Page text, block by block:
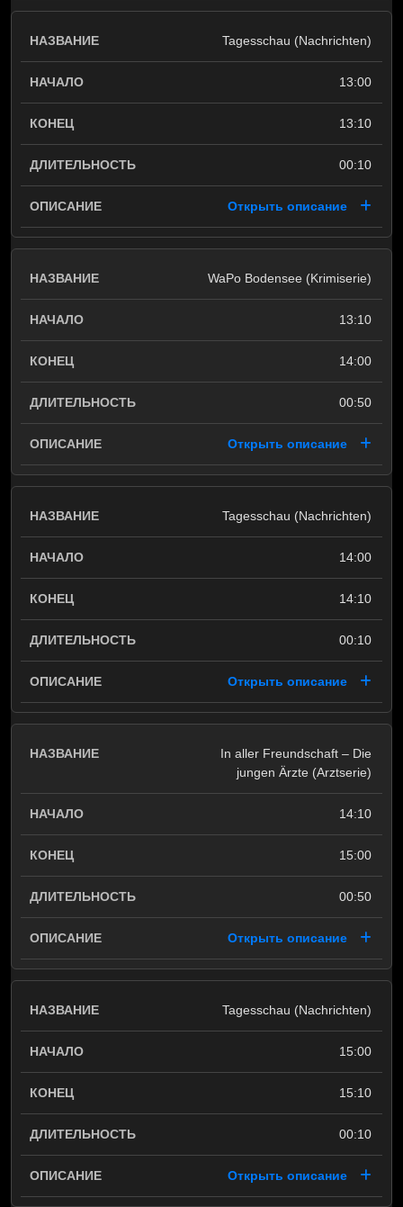
Tagesschau (Nachrichten)
13:00
13:10
00:10
Открыть описание
WaPo Bodensee (Krimiserie)
13:10
14:00
00:50
Открыть описание
Tagesschau (Nachrichten)
14:00
14:10
00:10
Открыть описание
In aller Freundschaft – Die
jungen Ärzte (Arztserie)
14:10
15:00
00:50
Открыть описание
Tagesschau (Nachrichten)
15:00
15:10
00:10
Открыть описание